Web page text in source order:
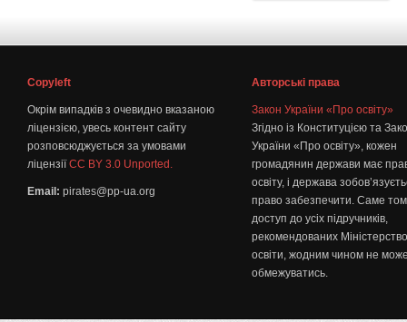
Copyleft
Окрім випадків з очевидно вказаною
ліцензією, увесь контент сайту
розповсюджується за умовами
ліцензіїCC BY 3.0 Unported.
Email: pirates@pp-ua.org
Авторські права
Закон України «Про освіту»
Згідно із Конституцією та
України «Про освіту», кожен
громадянин держави має
освіту, і держава
право забезпечити. Саме
доступ до усіх підручників,
рекомендованих
освіти, жодним чином не
обмежуватись.